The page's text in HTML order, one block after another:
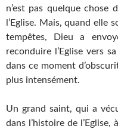
n’est pas quelque chose
l’Eglise. Mais, quand elle
tempêtes, Dieu a
reconduire l’Eglise vers
dans ce moment
plus intensément.
Un grand saint, qui a
dans l’histoire de